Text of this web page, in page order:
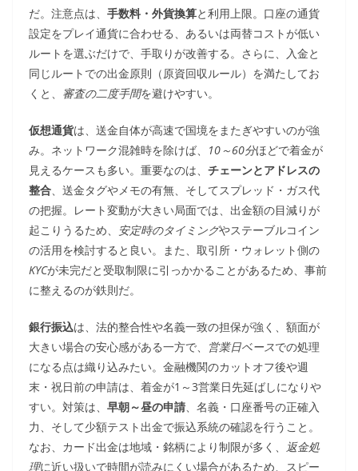
だ。注意点は、 手数料・外貨換算と利用上限。口座の通貨
設定をプレイ通貨に合わせる、あるいは両替コストが低い
ルートを選ぶだけで、手取りが改善する。さらに、入金と
同じルートでの出金原則（原資回収ルール）を満たしてお
くと、 審査の二度手間を避けやすい。
仮想通貨は、送金自体が高速で国境をまたぎやすいのが強
み。ネットワーク混雑時を除けば、
10～60分ほどで着金が
見えるケースも多い。重要なのは、 チェーンとアドレスの
整合、送金タグやメモの有無、そしてスプレッド・ガス代
の把握。レート変動が大きい局面では、出金額の目減りが
起こりうるため、
安定時のタイミングやステーブルコイン
の活用を検討すると良い。また、取引所・ウォレット側の
KYCが未完だと受取制限に引っかかることがあるため、事前
に整えるのが鉄則だ。
銀行振込は、法的整合性や名義一致の担保が強く、額面が
大きい場合の安心感がある一方で、
営業日ベースでの処理
になる点は織り込みたい。金融機関のカットオフ後や週
末・祝日前の申請は、着金が1～3営業日先延ばしになりや
すい。対策は、 早朝～昼の申請、名義・口座番号の正確入
力、そして少額テスト出金で振込系統の確認を行うこと。
なお、カード出金は地域・銘柄により制限が多く、 返金処
理に近い扱いで時間が読みにくい場合があるため、スピー